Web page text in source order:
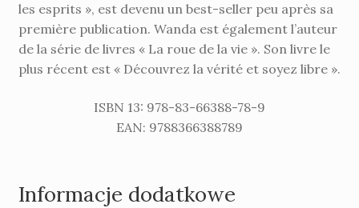
les esprits », est devenu un best-seller peu après sa
première publication. Wanda est également l’auteur
de la série de livres « La roue de la vie ». Son livre le
plus récent est « Découvrez la vérité et soyez libre ».
ISBN 13: 978-83-66388-78-9
EAN: 9788366388789
Informacje dodatkowe